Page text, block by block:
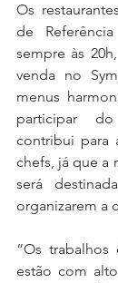
Os
de
sempre às
venda no
menus
participar
contribui para
chefs, já que a
será
organizarem a
“Os
estão com